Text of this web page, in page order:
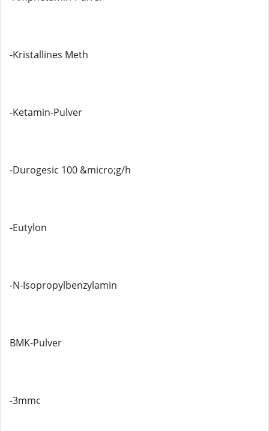
-Kristallines Meth
-Ketamin-Pulver
-Durogesic 100 &micro;g/h
-Eutylon
-N-Isopropylbenzylamin
BMK-Pulver
-3mmc